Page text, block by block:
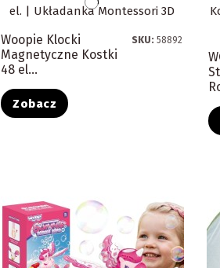
Woopie Klocki
Magnetyczne Kostki
48 el...
SKU:58892
Zobacz